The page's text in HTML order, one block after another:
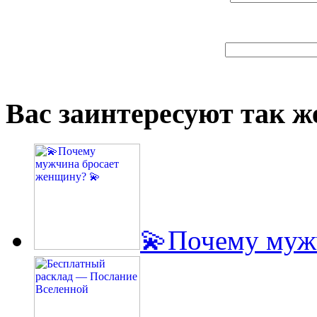
Вас заинтересуют так
💫Почему